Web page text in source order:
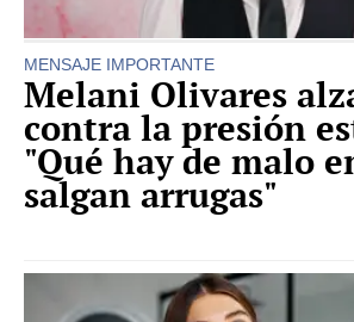
MENSAJE IMPORTANTE
Melani Olivares
contra la presión
"Qué hay de malo
salgan arrugas"